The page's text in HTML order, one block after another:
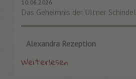
10.06.2026
Das Geheimnis der Ultner
Alexandra Rezeption
Weiterlesen